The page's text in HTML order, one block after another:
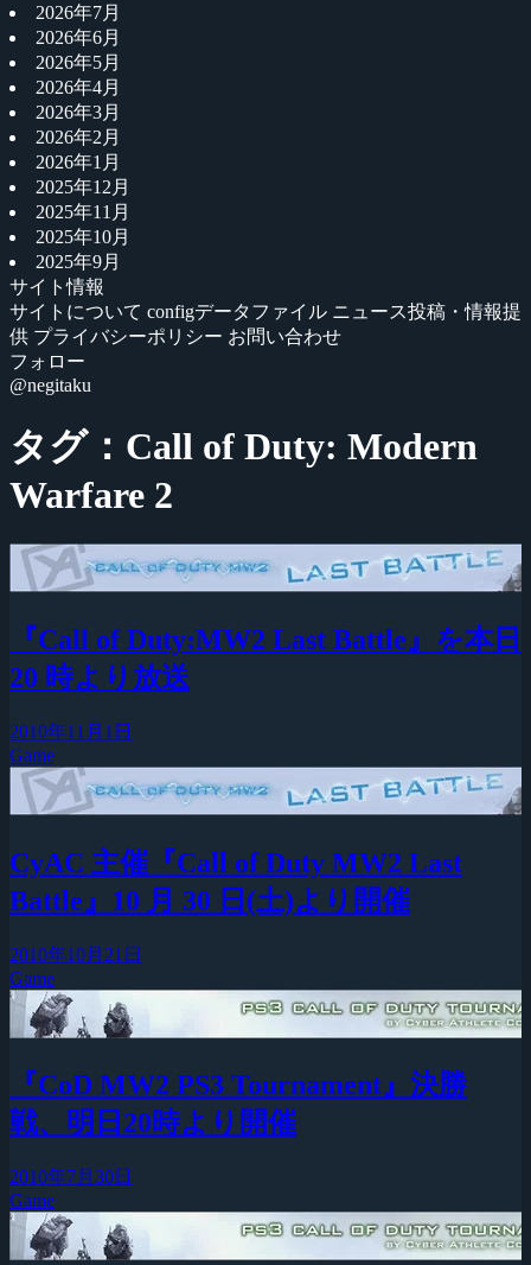
2026年7月
2026年6月
2026年5月
2026年4月
2026年3月
2026年2月
2026年1月
2025年12月
2025年11月
2025年10月
2025年9月
サイト情報
サイトについて configデータファイル ニュース投稿・情報提
供 プライバシーポリシー お問い合わせ
フォロー
@negitaku
タグ：Call of Duty: Modern
Warfare 2
『Call of Duty:MW2 Last Battle』を本日
20 時より放送
2010年11月1日
Game
CyAC 主催『Call of Duty MW2 Last
Battle』10 月 30 日(土)より開催
2010年10月21日
Game
『CoD MW2 PS3 Tournament』決勝
戦、明日20時より開催
2010年7月30日
Game